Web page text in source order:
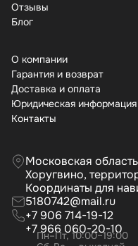
Отзывы
Бло
О компании
Гарантия и возврат
Доставка и оплата
Юридическая информация
Контакты
Московская
Хоругвино,
Координаты для
5180742@mail.ru
+7 906 714-19-12
+7 966 060-20-10
Пн–Пт, 10:00–19:00